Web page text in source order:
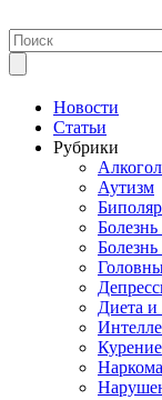
Новости
Статьи
Рубрики
Аутизм
Диета и
Курение